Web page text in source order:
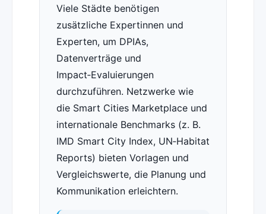
Viele Städte benötigen
zusätzliche Expertinnen und
Experten, um DPIAs,
Datenverträge und
Impact‑Evaluierungen
durchzuführen. Netzwerke wie
die Smart Cities Marketplace und
internationale Benchmarks (z. B.
IMD Smart City Index, UN‑Habitat
Reports) bieten Vorlagen und
Vergleichswerte, die Planung und
Kommunikation erleichtern.